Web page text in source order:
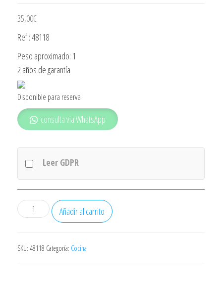
35,00€
Ref.: 48118
Peso aproximado: 1
2 años de garantía
Disponible para reserva
consulta via WhatsApp
Leer GDPR
Freidora
Orbegozo
1,5
Añadir al carrito
SKU: 48118 Categoría: Cocina